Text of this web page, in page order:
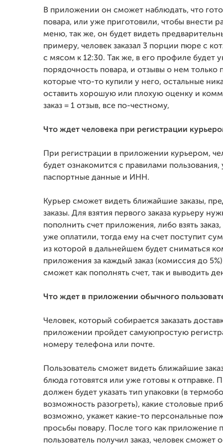
В приложении он сможет наблюдать, что
повара, или уже приготовили, чтобы внести
меню, так же, он будет видеть
примеру, человек заказал 3 порции пюре с
с мясом к 12:30. Так же, в его профиле будет
порядочность повара, и отзывы о нем только
которые что-то купили у него, остальные
оставить хорошую или плохую оценку и
заказ = 1 отзыв, все по-честному,
Что ждет человека при регистрации
При регистрации в приложении курьером,
будет ознакомится с правилами пользования,
паспортные данные и ИНН.
Курьер сможет видеть ближайшие заказы,
заказы. Для взятия первого заказа курьеру
пополнить счет приложения, либо взять заказ,
уже оплатили, тогда ему на счет поступит
из которой в дальнейшем будет сниматься
приложения за каждый заказ (комиссия до
сможет как пополнять счет, так и выводить
Что ждет в приложении обычного
Человек, который собирается заказать
приложении пройдет самуюпростую
номеру телефона или почте.
Пользователь сможет видеть ближайшие
блюда готовятся или уже готовы к отправке.
должен будет указать тип упаковки (в
возможность разогреть), какие столовые
возможно, укажет какие-то персональные
просьбы повару. После того как приложение
пользователь получил заказ, человек сможет